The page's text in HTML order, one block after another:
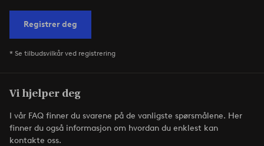
Registrer deg
* Se tilbudsvilkår ved registrering
Vi hjelper deg
I vår FAQ finner du svarene på de vanligste spørsmålene. Her
finner du også informasjon om hvordan du enklest kan
kontakte oss.